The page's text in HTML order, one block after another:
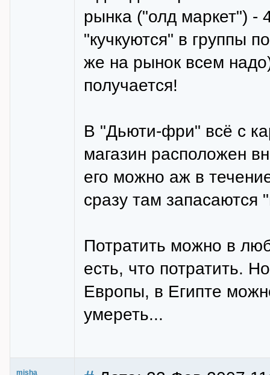
рынка ("олд маркет") -
"кучкуются" в группы
же на рынок всем
получается!
В "Дьюти-фри" всё с
магазин расположен
его можно аж в
сразу там запасаются
Потратить можно в
есть, что потратить.
Европы, в Египте
умереть...
misha